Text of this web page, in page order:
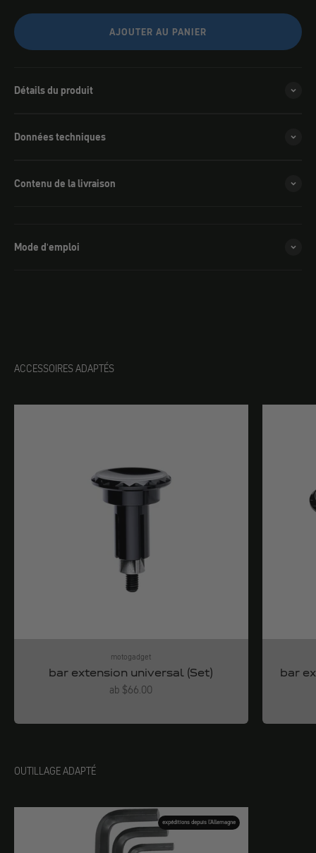
AJOUTER AU PANIER
Détails du produit
Données techniques
Contenu de la livraison
Mode d'emploi
ACCESSOIRES ADAPTÉS
motogadget
bar extension universal (Set)
Angebot
ab $66.00
bar
OUTILLAGE ADAPTÉ
expéditions depuis l'Allemagne